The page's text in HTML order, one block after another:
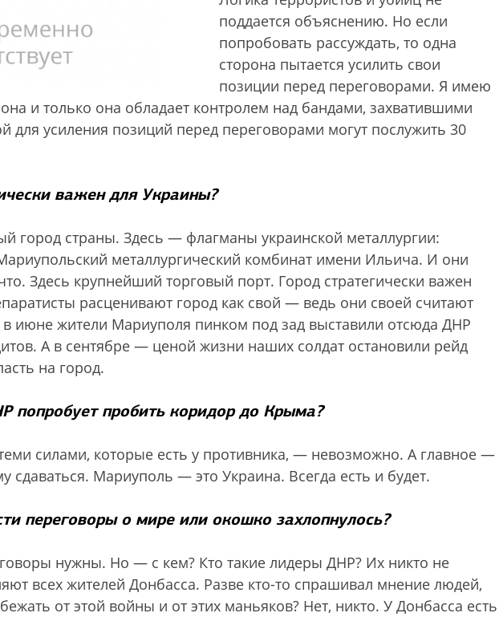
поддается объяснению. Но если
попробовать рассуждать, то одна
сторона пытается усилить свои
позиции перед переговорами. Я имею
и только она обладает контролем над бандами, захватившими
для усиления позиций перед переговорами могут послужить 30
важен для Украины?
город страны. Здесь — флагманы украинской металлургии:
металлургический комбинат имени Ильича. И они
Здесь крупнейший торговый порт. Город стратегически важен
расценивают город как свой — ведь они своей считают
июне жители Мариуполя пинком под зад выставили отсюда ДНР
А в сентябре — ценой жизни наших солдат остановили рейд
на город.
попробует пробить коридор до Крыма?
силами, которые есть у противника, — невозможно. А главное —
сдаваться. Мариуполь — это Украина. Всегда есть и будет.
переговоры о мире или окошко захлопнулось?
нужны. Но — с кем? Кто такие лидеры ДНР? Их никто не
всех жителей Донбасса. Разве кто-то спрашивал мнение людей,
от этой войны и от этих маньяков? Нет, никто. У Донбасса есть